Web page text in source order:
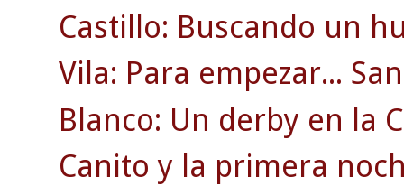
Castillo: Buscando un
Vila: Para empezar...
Blanco: Un derby en la
Canito y la primera